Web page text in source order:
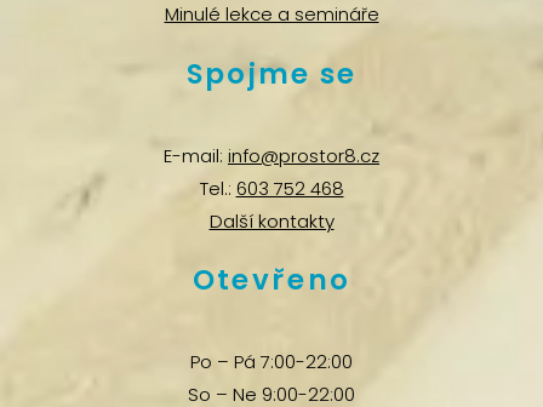
Minulé lekce a semináře
Spojme se
E-mail: info@prostor8.cz
Tel.: 603 752 468
Další kontakty
Otevřeno
Po – Pá 7:00-22:00
So – Ne 9:00-22:00